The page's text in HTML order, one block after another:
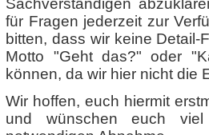
Sachverständigen
für Fragen jederzeit zur
bitten, dass wir keine
Motto "Geht das?" oder
können, da wir hier nicht die
Wir hoffen, euch hiermit
und wünschen euch